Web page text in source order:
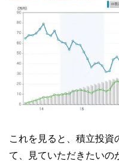
これを見ると、積立投資
て、見ていただきたいの